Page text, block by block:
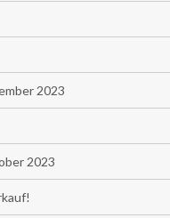
2023
2023